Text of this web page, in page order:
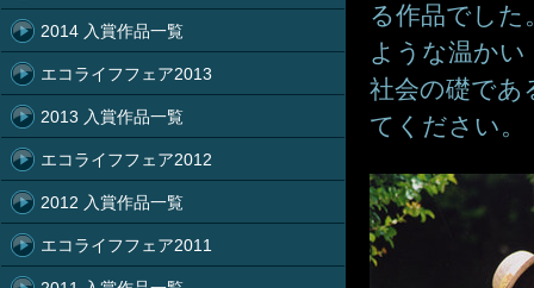
る作品でし
ような温か
社会の礎であ
てください。
2014 入賞作品一覧
エコライフフェア2013
2013 入賞作品一覧
エコライフフェア2012
2012 入賞作品一覧
エコライフフェア2011